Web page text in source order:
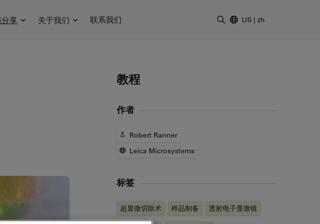
享 关于我们 联系我们 US | zh
教程
作者
Robert Ranner
Leica Microsystems
标签
超显微切除术 样品制备 透射电子显微镜